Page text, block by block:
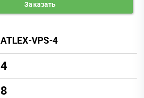
Заказать
ATLEX-VPS-4
4
8